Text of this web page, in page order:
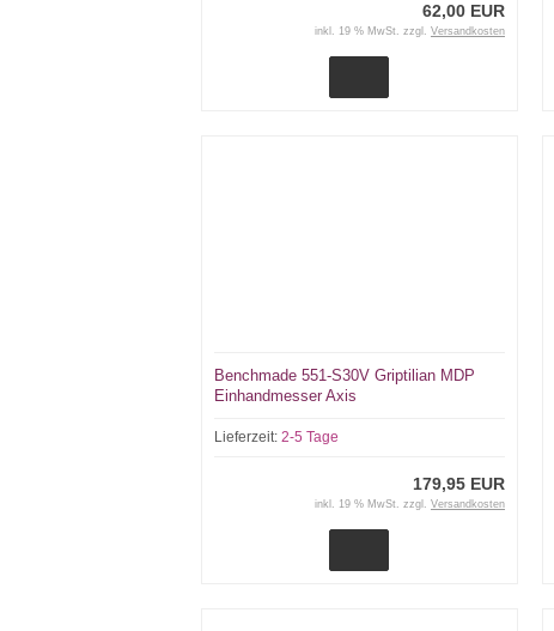
62,00 EUR
inkl. 19 % MwSt. zzgl. Versandkosten
Benchmade 551-S30V Griptilian MDP
Einhandmesser Axis
Lieferzeit: 2-5 Tage
179,95 EUR
inkl. 19 % MwSt. zzgl. Versandkosten